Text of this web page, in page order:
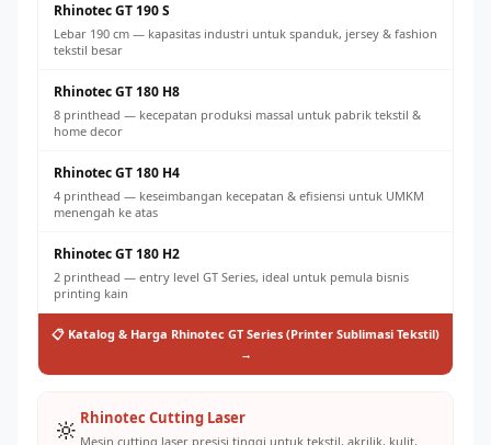
Rhinotec GT 190 S
Lebar 190 cm — kapasitas industri untuk spanduk, jersey & fashion
tekstil besar
Rhinotec GT 180 H8
8 printhead — kecepatan produksi massal untuk pabrik tekstil &
home decor
Rhinotec GT 180 H4
4 printhead — keseimbangan kecepatan & efisiensi untuk UMKM
menengah ke atas
Rhinotec GT 180 H2
2 printhead — entry level GT Series, ideal untuk pemula bisnis
printing kain
📋 Katalog & Harga Rhinotec GT Series (Printer Sublimasi Tekstil)
→
🔆 Rhinotec Cutting Laser
Mesin cutting laser presisi tinggi untuk tekstil, akrilik, kulit,